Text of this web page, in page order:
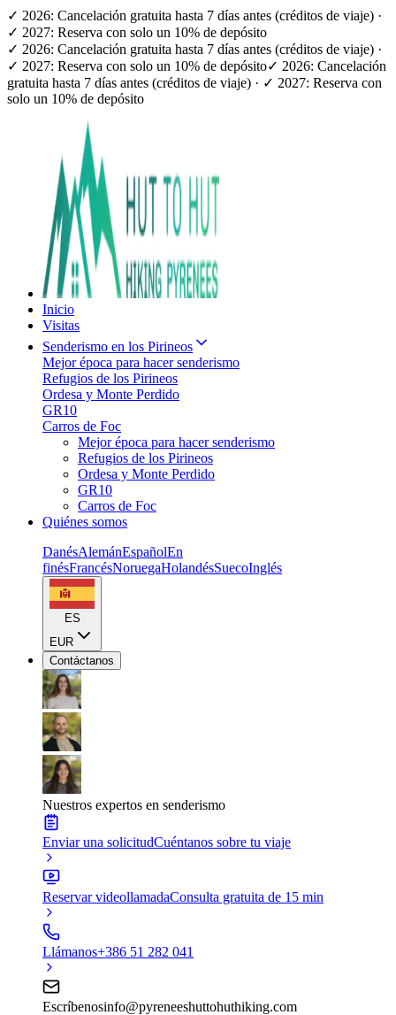
✓ 2026: Cancelación gratuita hasta 7 días antes (créditos de viaje) ·
✓ 2027: Reserva con solo un 10% de depósito
✓ 2026: Cancelación gratuita hasta 7 días antes (créditos de viaje) ·
✓ 2027: Reserva con solo un 10% de depósito✓ 2026: Cancelación
gratuita hasta 7 días antes (créditos de viaje) · ✓ 2027: Reserva con
solo un 10% de depósito
Inicio
Visitas
Senderismo en los Pirineos
Mejor época para hacer senderismo
Refugios de los Pirineos
Ordesa y Monte Perdido
GR10
Carros de Foc
Mejor época para hacer senderismo
Refugios de los Pirineos
Ordesa y Monte Perdido
GR10
Carros de Foc
Quiénes somos
DanésAlemánEspañolEn
finésFrancésNoruegaHolandésSuecoInglés
ES
EUR
Contáctanos
Nuestros expertos en senderismo
Enviar una solicitudCuéntanos sobre tu viaje
Reservar videollamadaConsulta gratuita de 15 min
Llámanos+386 51 282 041
Escríbenosinfo@pyreneeshuttohuthiking.com